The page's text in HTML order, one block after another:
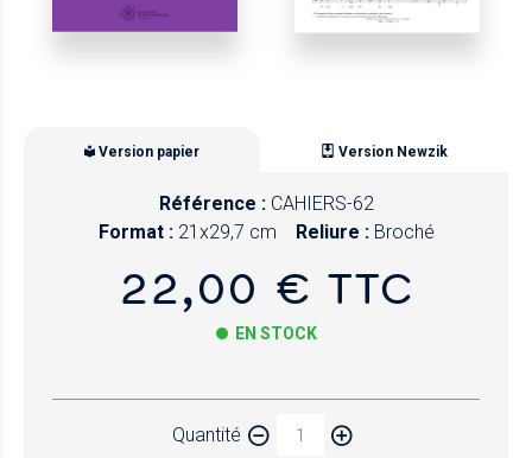
Version papier Version Newzik
Référence : CAHIERS-62
Format : 21x29,7 cm Reliure : Broché
22,00 € TTC
EN STOCK
Quantité